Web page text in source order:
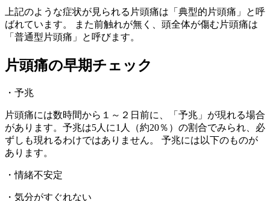
上記のような症状が見られる片頭痛は「典型的片頭痛」と呼
ばれています。 また前触れが無く、頭全体が傷む片頭痛は
「普通型片頭痛」と呼びます。
片頭痛の早期チェック
・予兆
片頭痛には数時間から１～２日前に、「予兆」が現れる場合
があります。予兆は5人に1人（約20％）の割合でみられ、必
ずしも現れるわけではありません。 予兆には以下のものが
あります。
・情緒不安定
・気分がすぐれない